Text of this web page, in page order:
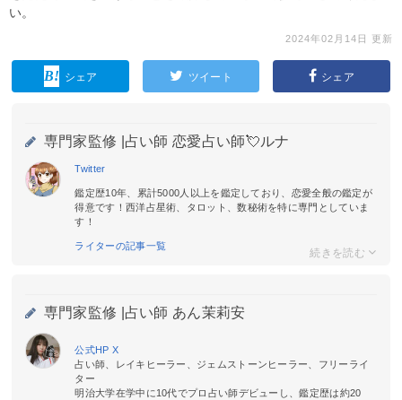
い。
2024年02月14日 更新
シェア ツイート シェア
専門家監修 | 占い師 恋愛占い師💘ルナ
Twitter
鑑定歴10年、累計5000人以上を鑑定しており、恋愛全般の鑑定が
得意です！西洋占星術、タロット、数秘術を特に専門としていま
す！
ライターの記事一覧
専門家監修 | 占い師 あん茉莉安
公式HP X
占い師、レイキヒーラー、ジェムストーンヒーラー、フリーライ
ター
明治大学在学中に10代でプロ占い師デビューし、鑑定歴は約20